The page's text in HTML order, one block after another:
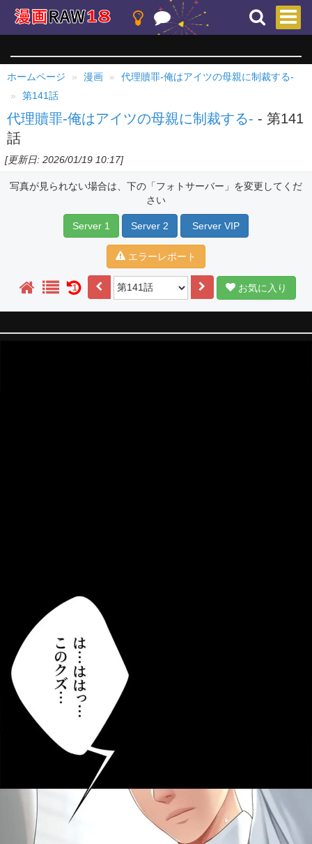
ホームページ 漫画
代理贖罪-俺はアイツの母親に制裁する-
第141話
代理贖罪-俺はアイツの母親に制裁する- - 第141
話
[更新日: 2026/01/19 10:17]
写真が見られない場合は、下の「フォトサーバー」を変更してくだ
さい
Server 1 Server 2 Server VIP
エラーレポート
1 お気に入り